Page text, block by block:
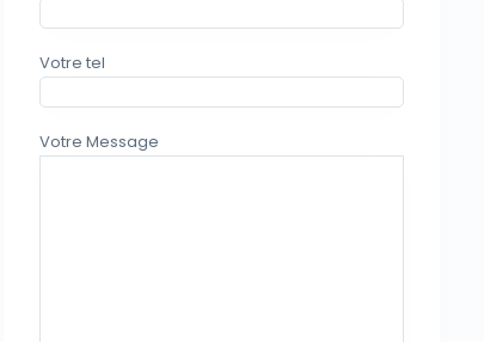
Votre tel
Votre Message